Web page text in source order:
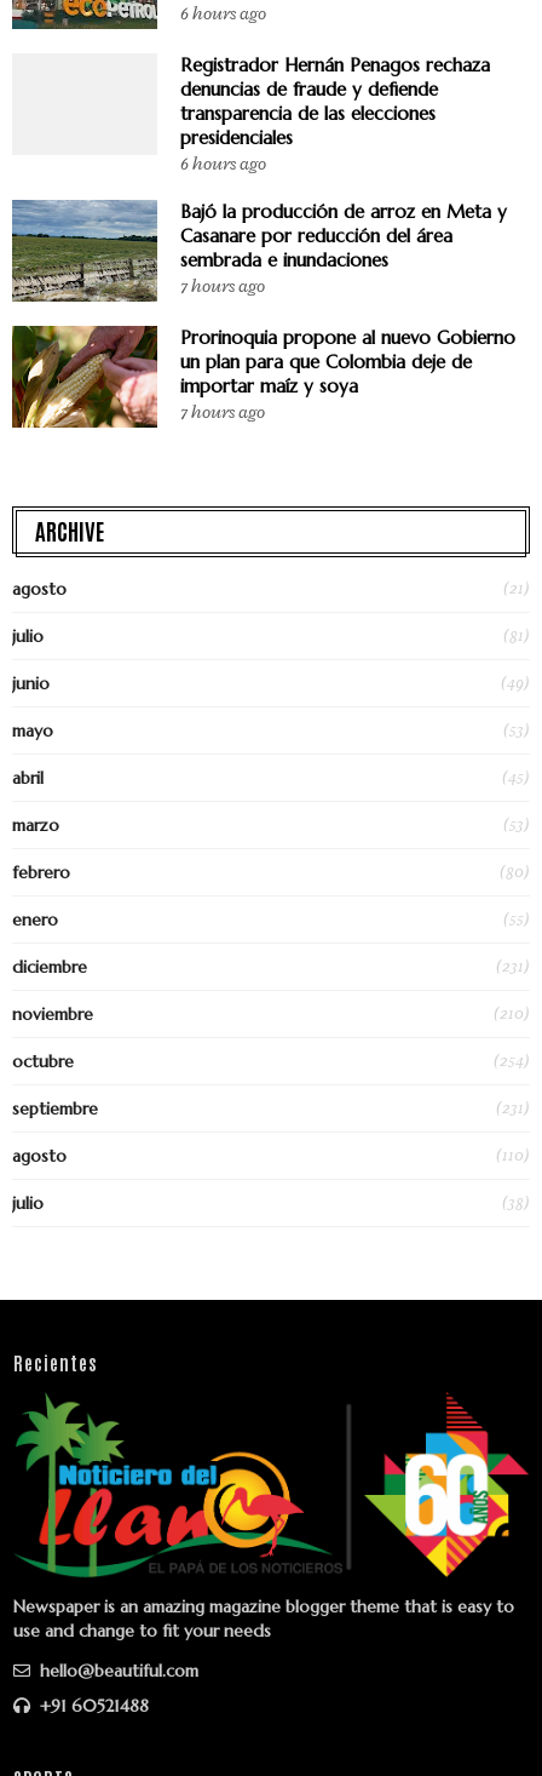
6 hours ago
Registrador Hernán Penagos rechaza
denuncias de fraude y defiende
transparencia de las elecciones
presidenciales
6 hours ago
Bajó la producción de arroz en Meta y
Casanare por reducción del área
sembrada e inundaciones
7 hours ago
Prorinoquia propone al nuevo Gobierno
un plan para que Colombia deje de
importar maíz y soya
7 hours ago
ARCHIVE
agosto (21)
julio (81)
junio (49)
mayo (53)
abril (45)
marzo (53)
febrero (80)
enero (55)
diciembre (231)
noviembre (210)
octubre (254)
septiembre (231)
agosto (110)
julio (38)
Recientes
Newspaper is an amazing magazine blogger theme that is easy to
use and change to fit your needs
hello@beautiful.com
+91 60521488